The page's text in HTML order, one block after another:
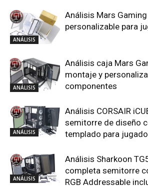
ANÁLISIS
Análisis Mars
personalizable para
ANÁLISIS
Análisis caja Mars
montaje y
componentes
ANÁLISIS
Análisis CORSAIR
semitorre de diseño
templado para
ANÁLISIS
Análisis Sharkoon
completa semitorre
RGB Addressable